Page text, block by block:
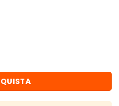
(2002 - 2007) Boccola